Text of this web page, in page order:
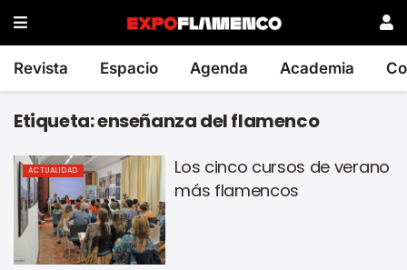
Revista Espacio Agenda Academia
Etiqueta:enseñanza del flamenco
ACTUALIDAD
Los cinco cursos de verano
más flamencos